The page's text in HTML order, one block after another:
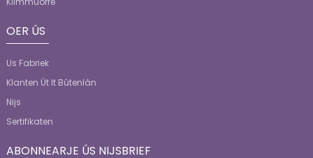
OER ÚS
Us Fabriek
Klanten Út It Bûtenlân
Nijs
Sertifikaten
ABONNEARJE ÚS NIJSBRIEF